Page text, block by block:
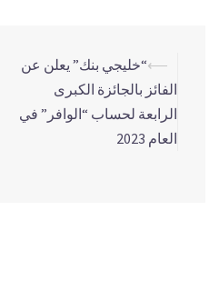
⟵“خليجي بنك” يعلن عن
الفائز بالجائزة الكبرى
الرابعة لحساب “الوافر” في
العام 2023